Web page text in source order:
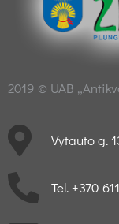
2019 © UAB
Vytauto g.
Tel. +370